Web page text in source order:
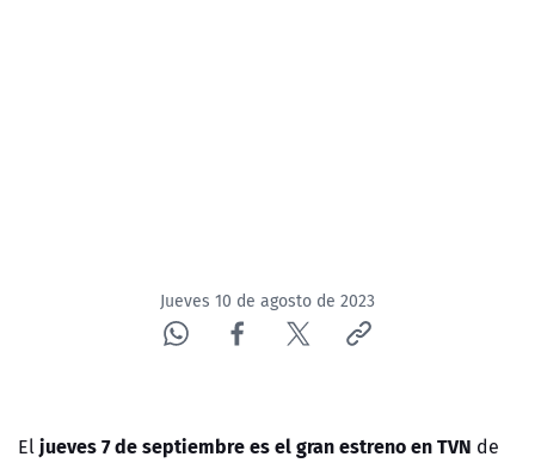
Jueves 10 de agosto de 2023
Eljueves 7 de septiembre es el gran estreno en TVN de